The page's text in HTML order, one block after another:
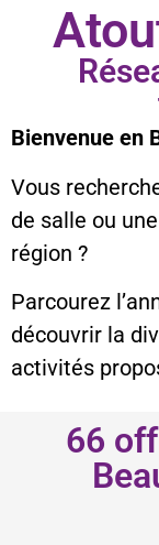
Bienvenue en
Vous
de salle ou
région ?
Parcourez
découvrir la
activités
66